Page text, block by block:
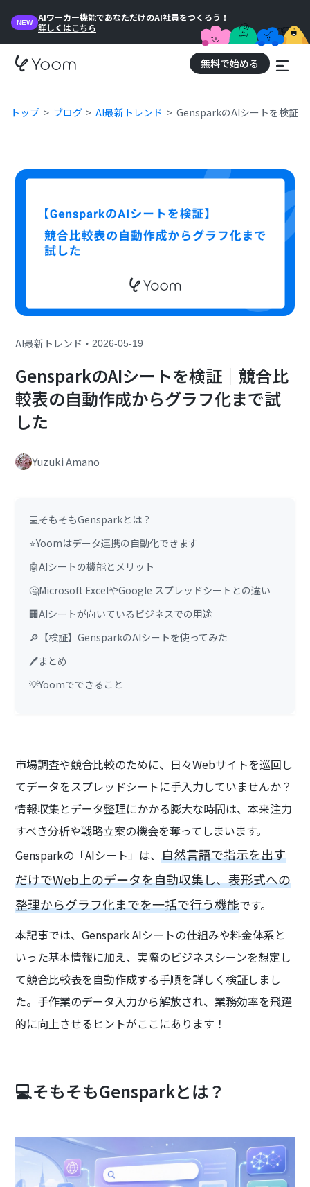
NEW
AIワーカー機能であなただけのAI社員をつくろう！
詳しくはこちら
無料で始める
トップ ブログ AI最新トレンド GensparkのAIシートを検証
AI最新トレンド ・2026-05-19
GensparkのAIシートを検証｜競合比
較表の自動作成からグラフ化まで試
した
Yuzuki Amano
💻そもそもGensparkとは？
⭐Yoomはデータ連携の自動化できます
🤖AIシートの機能とメリット
🤔Microsoft ExcelやGoogle スプレッドシートとの違い
🏢AIシートが向いているビジネスでの用途
🔎【検証】GensparkのAIシートを使ってみた
🖊️まとめ
💡Yoomでできること
市場調査や競合比較のために、日々Webサイトを巡回し
てデータをスプレッドシートに手入力していませんか？
情報収集とデータ整理にかかる膨大な時間は、本来注力
すべき分析や戦略立案の機会を奪ってしまいます。
Gensparkの「AIシート」は、自然言語で指示を出す
だけでWeb上のデータを自動収集し、表形式への
整理からグラフ化までを一括で行う機能です。
本記事では、Genspark AIシートの仕組みや料金体系と
いった基本情報に加え、実際のビジネスシーンを想定し
て競合比較表を自動作成する手順を詳しく検証しまし
た。手作業のデータ入力から解放され、業務効率を飛躍
的に向上させるヒントがここにあります！
💻そもそもGensparkとは？